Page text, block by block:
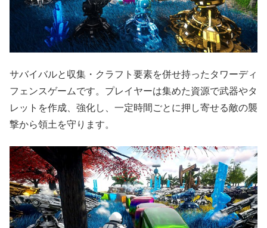
サバイバルと収集・クラフト要素を併せ持ったタワーディ
フェンスゲームです。プレイヤーは集めた資源で武器やタ
レットを作成、強化し、一定時間ごとに押し寄せる敵の襲
撃から領土を守ります。